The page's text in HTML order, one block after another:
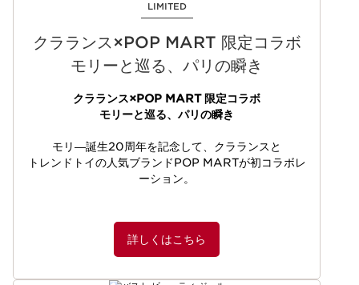
LIMITED
クラランス×POP MART 限定コラボ
モリーと巡る、パリの瞬き
クラランス×POP MART 限定コラボ
モリーと巡る、パリの瞬き
モリ―誕生20周年を記念して、クラランスと
トレンドトイの人気ブランドPOP MARTが初コラボレ
ーション。​
詳しくはこちら